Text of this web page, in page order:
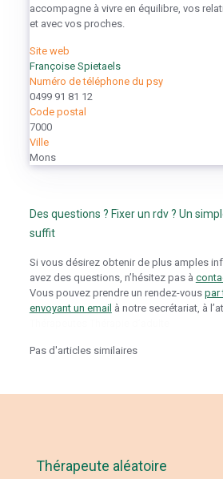
accompagne à vivre en équilibre, vos
et avec vos proches.
Site web
Françoise Spietaels
Numéro de téléphone du psy
0499 91 81 12
Code postal
7000
Ville
Mons
Des questions ? Fixer un rdv ? Un
suffit
Si vous désirez obtenir de plus amples
avez des questions, n’hésitez pas à
Vous pouvez prendre un rendez-vous par
envoyant un email à notre secrétariat, à
Pas d'articles similaires
Thérapeute aléatoire